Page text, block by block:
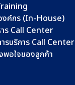
งค์กร (In-House)
ร Call Center
รบริการ Call Center
พอใจของลูกค้า